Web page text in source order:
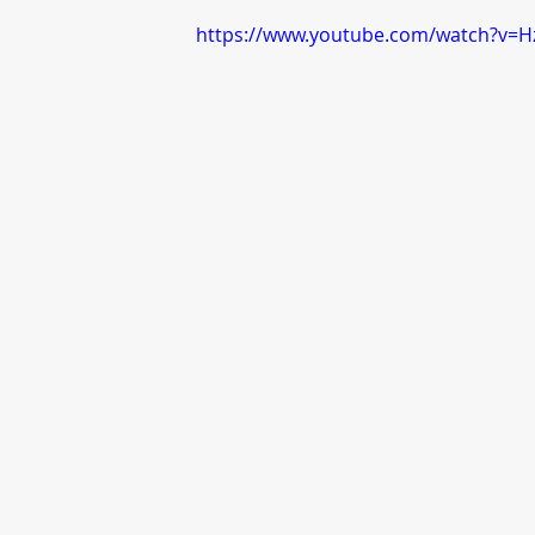
https://www.youtube.com/